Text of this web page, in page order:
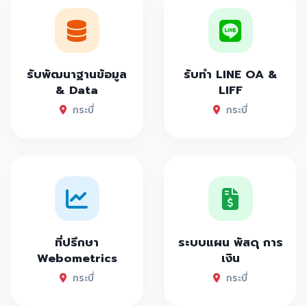
รับพัฒนาฐานข้อมูล
& Data
กระบี่
รับทำ LINE OA &
LIFF
กระบี่
ที่ปรึกษา
Webometrics
กระบี่
ระบบแผน พัสดุ การ
เงิน
กระบี่